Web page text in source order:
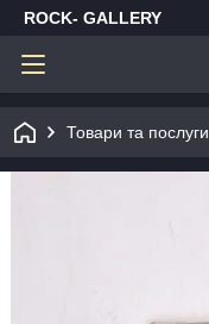
ROCK- GALLERY
Товари та послуги